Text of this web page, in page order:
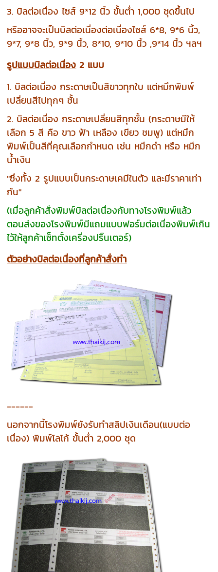
3. บิลต่อเนื่อง ไซส์ 9*12 นิ้ว ขั้นต่ำ 1,000 ชุดขึ้นไป
หรืออาจจะเป็นบิลต่อเนื่องต่อเนื่องไซส์ 6*8, 9*6 นิ้ว,
9*7, 9*8 นิ้ว, 9*9 นิ้ว, 8*10, 9*10 นิ้ว ,9*14 นิ้ว ฯลฯ
รูปแบบบิลต่อเนื่อง 2 แบบ
1. บิลต่อเนื่อง กระดาษเป็นสีขาวทุกใบ แต่หมึกพิมพ์
เปลี่ยนสีไปทุกๆ ชั้น
2. บิลต่อเนื่อง กระดาษเปลี่ยนสีทุกชั้น (กระดาษมีให้
เลือก 5 สี คือ ขาว ฟ้า เหลือง เขียว ชมพู) แต่หมึก
พิมพ์เป็นสีที่คุณเลือกกำหนด เช่น หมึกดำ หรือ หมึก
น้ำเงิน
"ซึ่งทั้ง 2 รูปแบบเป็นกระดาษเคมีในตัว และมีราคาเท่า
กัน"
(เมื่อลูกค้าสั่งพิมพ์บิลต่อเนื่องกับทางโรงพิมพ์แล้ว
ตอนส่งของโรงพิมพ์มีแถมแบบฟอร์มต่อเนื่องพิมพ์เกิน
ไว้ให้ลูกค้าเซ็ทตั้งเครื่องปริ๊นเตอร์)
ตัวอย่างบิลต่อเนื่องที่ลูกค้าสั่งทำ
------
นอกจากนี้โรงพิมพ์ยังรับทำสลิปเงินเดือน(แบบต่อ
เนื่อง) พิมพ์โลโก้ ขั้นต่ำ 2,000 ชุด